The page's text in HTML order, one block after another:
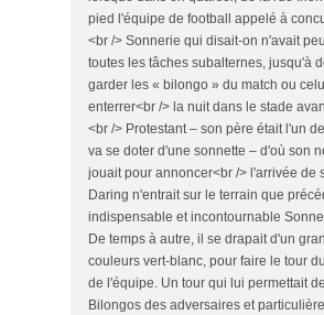
pied l'équipe de football appelé à
<br /> Sonnerie qui disait-on n'avait
toutes les tâches subalternes, jusqu'à
garder les « bilongo » du match ou
enterrer<br /> la nuit dans le stade
<br /> Protestant – son père était l'un
va se doter d'une sonnette – d'où son
jouait pour annoncer<br /> l'arrivée de
Daring n'entrait sur le terrain que
indispensable et incontournable
De temps à autre, il se drapait d'un
couleurs vert-blanc, pour faire le tour
de l'équipe. Un tour qui lui permettait
Bilongos des adversaires et